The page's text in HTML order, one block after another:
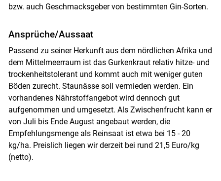
bzw. auch Geschmacksgeber von bestimmten Gin-Sorten.
Ansprüche/Aussaat
Passend zu seiner Herkunft aus dem nördlichen Afrika und
dem Mittelmeerraum ist das Gurkenkraut relativ hitze- und
trockenheitstolerant und kommt auch mit weniger guten
Böden zurecht. Staunässe soll vermieden werden. Ein
vorhandenes Nährstoffangebot wird dennoch gut
aufgenommen und umgesetzt. Als Zwischenfrucht kann er
von Juli bis Ende August angebaut werden, die
Empfehlungsmenge als Reinsaat ist etwa bei 15 - 20
kg/ha. Preislich liegen wir derzeit bei rund 21,5 Euro/kg
(netto).